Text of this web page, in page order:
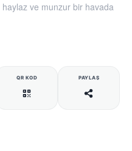
ve munzur bir havada
QR KOD PAYLAŞ